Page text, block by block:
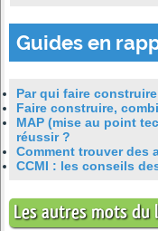
Guides en
Par qui faire
Faire construire,
MAP (mise au point
réussir ?
Comment trouver des
CCMI : les conseils
Les autres mots du